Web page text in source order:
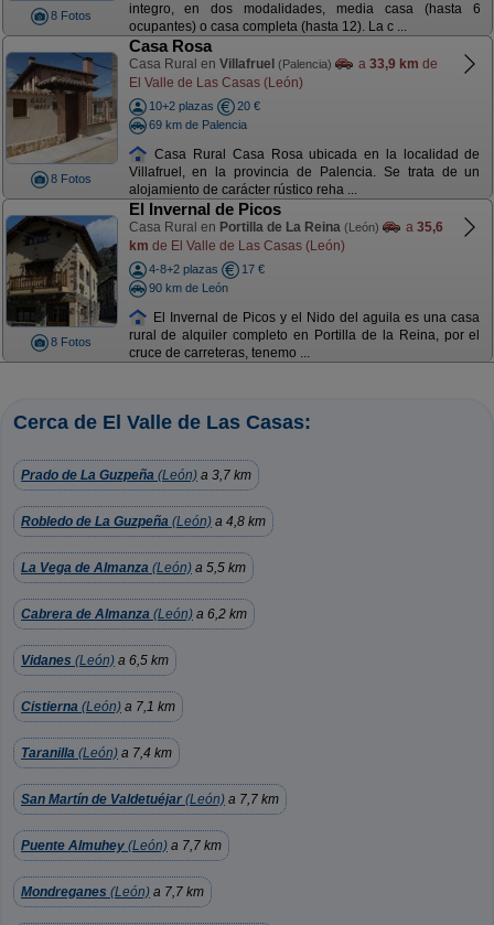
8 Fotos
integro, en dos modalidades, media casa (hasta 6
ocupantes) o casa completa (hasta 12). La c ...
8 Fotos
Casa Rosa
Casa Rural en Villafruel (Palencia) a 33,9 km de
El Valle de Las Casas (León)
10+2 plazas
20 €
69 km de Palencia
Casa Rural Casa Rosa ubicada en la localidad de
Villafruel, en la provincia de Palencia. Se trata de un
alojamiento de carácter rústico reha ...
8 Fotos
El Invernal de Picos
Casa Rural en Portilla de La Reina (León) a 35,6
km de El Valle de Las Casas (León)
4-8+2 plazas
17 €
90 km de León
El Invernal de Picos y el Nido del aguila es una casa
rural de alquiler completo en Portilla de la Reina, por el
cruce de carreteras, tenemo ...
Cerca de El Valle de Las Casas:
Prado de La Guzpeña (León) a 3,7 km
Robledo de La Guzpeña (León) a 4,8 km
La Vega de Almanza (León) a 5,5 km
Cabrera de Almanza (León) a 6,2 km
Vidanes (León) a 6,5 km
Cistierna (León) a 7,1 km
Taranilla (León) a 7,4 km
San Martín de Valdetuéjar (León) a 7,7 km
Puente Almuhey (León) a 7,7 km
Mondreganes (León) a 7,7 km